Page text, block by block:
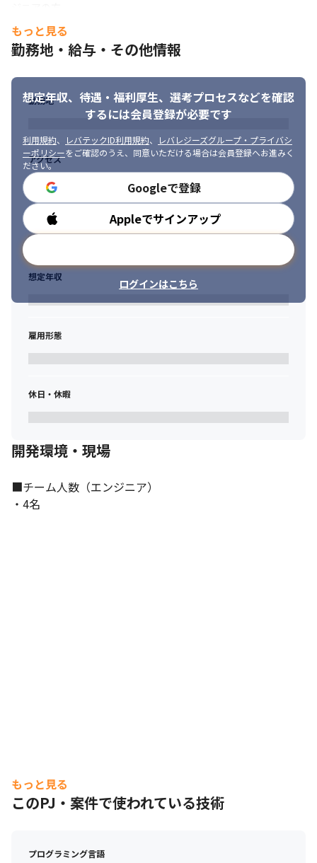
もっと見る
勤務地・給与・その他情報
想定年収、待遇・福利厚生、 選考プロセスなどを確認
するには会員登録が必要です
利用規約、 レバテックID利用規約、
レバレジーズグループ・プライバシ
ーポリシーをご確認のうえ、同意いただける場合は会員登録へお進みく
ださい。
Googleで登録
Appleでサインアップ
ログインはこちら
勤務地
アクセス
勤務時間
想定年収
雇用形態
休日・休暇
開発環境・現場
■チーム人数（エンジニア）
・4名
もっと見る
このPJ・案件で使われている技術
プログラミング言語